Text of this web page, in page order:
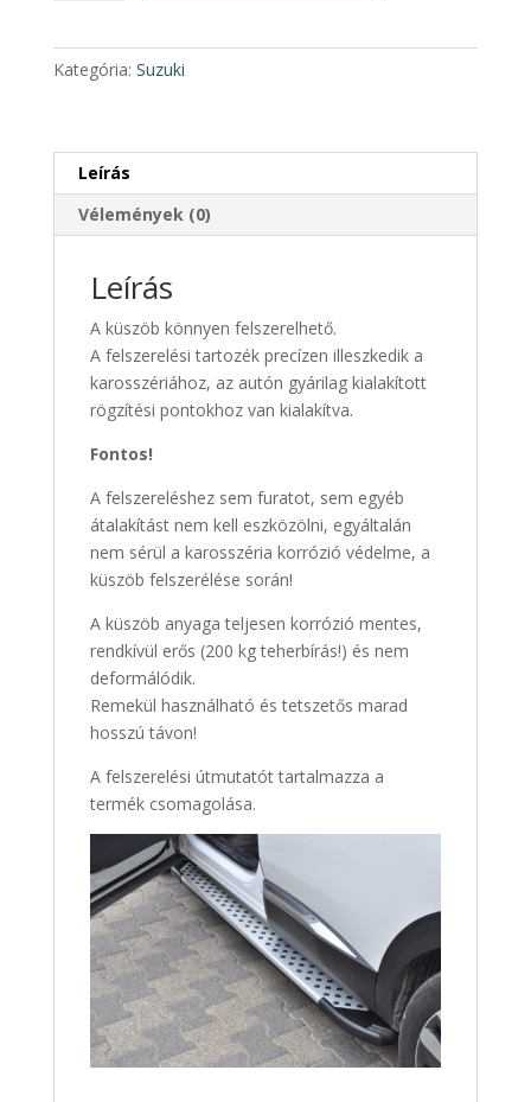
ezüst
2006-
2009
mennyiség
Kategória: Suzuki
Leírás
Vélemények (0)
Leírás
A küszöb könnyen felszerelhető.
A felszerelési tartozék precízen illeszkedik a
karosszériához, az autón gyárilag kialakított
rögzítési pontokhoz van kialakítva.
Fontos!
A felszereléshez sem furatot, sem egyéb
átalakítást nem kell eszközölni, egyáltalán
nem sérül a karosszéria korrózió védelme, a
küszöb felszerélése során!
A küszöb anyaga teljesen korrózió mentes,
rendkívül erős (200 kg teherbírás!) és nem
deformálódik.
Remekül használható és tetszetős marad
hosszú távon!
A felszerelési útmutatót tartalmazza a
termék csomagolása.